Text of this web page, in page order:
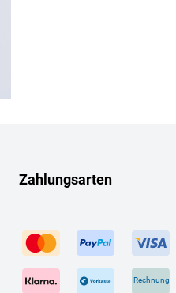
Zahlungsarten
Rechnung